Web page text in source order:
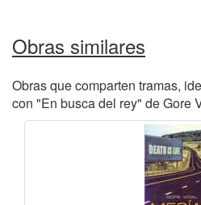
Obras similares
Obras que comparten tramas,
con "En busca del rey" de Gore